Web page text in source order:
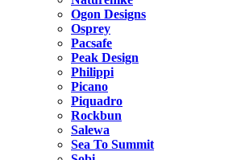
Ogon Designs
Osprey
Pacsafe
Peak Design
Philippi
Picano
Piquadro
Rockbun
Salewa
Sea To Summit